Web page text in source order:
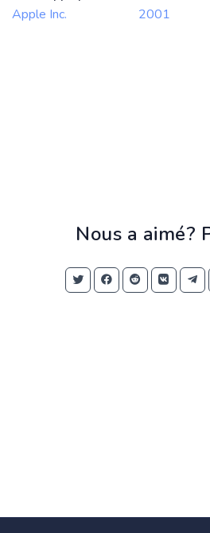
Apple Inc.
2001
Nous a aimé?